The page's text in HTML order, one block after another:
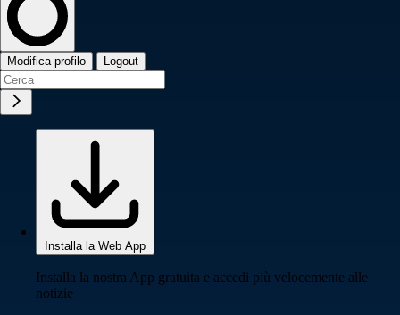
Modifica profilo Logout
Installa la Web App
Installa la nostra App gratuita e accedi più velocemente alle
notizie